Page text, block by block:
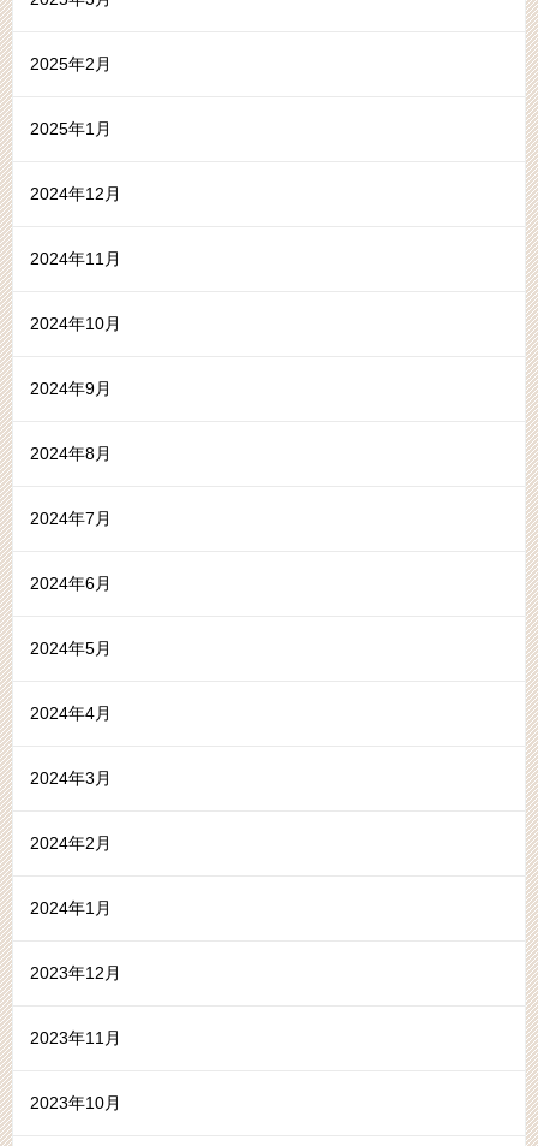
2025年2月
2025年1月
2024年12月
2024年11月
2024年10月
2024年9月
2024年8月
2024年7月
2024年6月
2024年5月
2024年4月
2024年3月
2024年2月
2024年1月
2023年12月
2023年11月
2023年10月